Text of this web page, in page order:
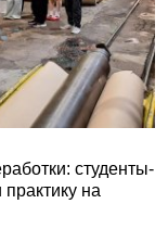
студенты-
на